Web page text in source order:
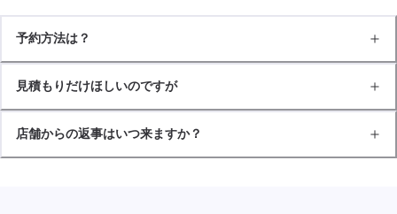
予約方法は？
見積もりだけほしいのですが
店舗からの返事はいつ来ますか？